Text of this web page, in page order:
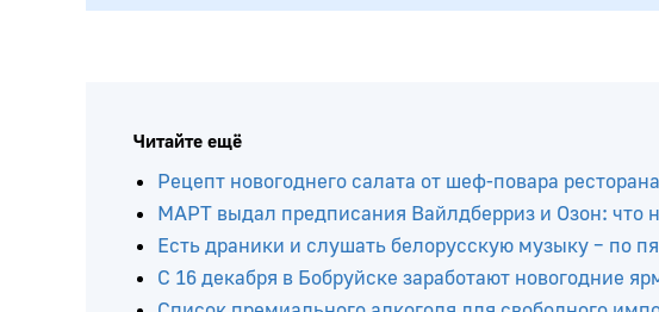
Читайте ещё
Рецепт новогоднего салата от шеф-повара
МАРТ выдал предписания Вайлдберриз и Озон: что
Есть драники и слушать белорусскую музыку – по
С 16 декабря в Бобруйске заработают новогодние